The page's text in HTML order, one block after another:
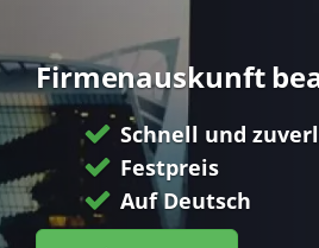
Firmenauskunft
Schnell und
Festpreis
Auf Deutsch